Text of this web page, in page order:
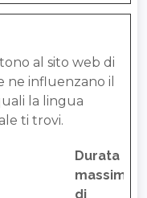
al sito web di
ne influenzano il
la lingua
ti trovi.
Durata
massima
di